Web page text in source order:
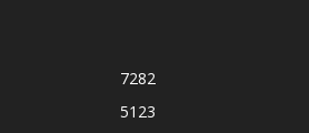
7282
5123